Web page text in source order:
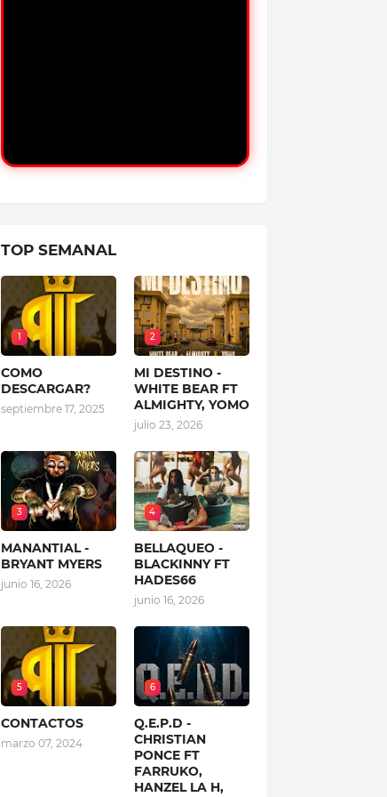
TOP SEMANAL
1
COMO
DESCARGAR?
septiembre 17, 2025
2
MI DESTINO -
WHITE BEAR FT
ALMIGHTY, YOMO
julio 23, 2026
3
MANANTIAL -
BRYANT MYERS
junio 16, 2026
4
BELLAQUEO -
BLACKINNY FT
HADES66
junio 16, 2026
5
CONTACTOS
marzo 07, 2024
6
Q.E.P.D -
CHRISTIAN
PONCE FT
FARRUKO,
HANZEL LA H,